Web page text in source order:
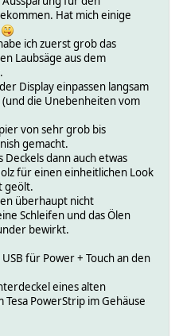
Hat mich einige
ich zuerst grob das
Laubsäge aus dem
Display einpassen langsam
die Unebenheiten vom
von sehr grob bis
gemacht.
Deckels dann auch etwas
für einen einheitlichen Look
geölt.
überhaupt nicht
Schleifen und das Ölen
bewirkt.
für Power + Touch an den
eines alten
PowerStrip im Gehäuse